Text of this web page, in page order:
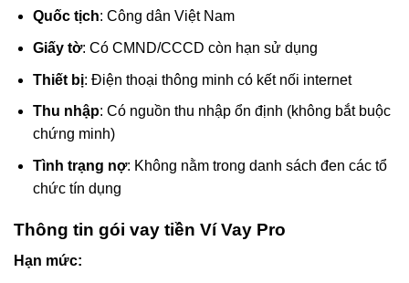
Quốc tịch: Công dân Việt Nam
Giấy tờ: Có CMND/CCCD còn hạn sử dụng
Thiết bị: Điện thoại thông minh có kết nối internet
Thu nhập: Có nguồn thu nhập ổn định (không bắt buộc
chứng minh)
Tình trạng nợ: Không nằm trong danh sách đen các tổ
chức tín dụng
Thông tin gói vay tiền Ví Vay Pro
Hạn mức: